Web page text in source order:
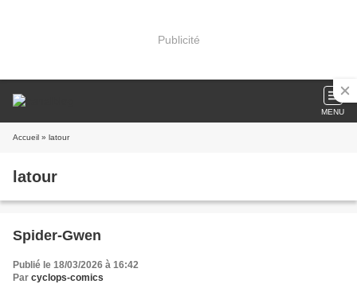
Publicité
MENU
Accueil » latour
latour
Spider-Gwen
Publié le 18/03/2026 à 16:42
Par cyclops-comics